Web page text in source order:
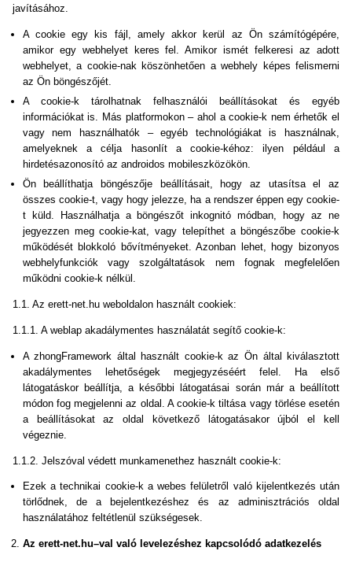
javításához.
A cookie egy kis fájl, amely akkor kerül az Ön számítógépére,
amikor egy webhelyet keres fel. Amikor ismét felkeresi az adott
webhelyet, a cookie-nak köszönhetően a webhely képes felismerni
az Ön böngészőjét.
A cookie-k tárolhatnak felhasználói beállításokat és egyéb
információkat is. Más platformokon – ahol a cookie-k nem érhetők el
vagy nem használhatók – egyéb technológiákat is használnak,
amelyeknek a célja hasonlít a cookie-kéhoz: ilyen például a
hirdetésazonosító az androidos mobileszközökön.
Ön beállíthatja böngészője beállításait, hogy az utasítsa el az
összes cookie-t, vagy hogy jelezze, ha a rendszer éppen egy cookie-
t küld. Használhatja a böngészőt inkognitó módban, hogy az ne
jegyezzen meg cookie-kat, vagy telepíthet a böngészőbe cookie-k
működését blokkoló bővítményeket. Azonban lehet, hogy bizonyos
webhelyfunkciók vagy szolgáltatások nem fognak megfelelően
működni cookie-k nélkül.
1.1. Az erett-net.hu weboldalon használt cookiek:
1.1.1. A weblap akadálymentes használatát segítő cookie-k:
A zhongFramework által használt cookie-k az Ön által kiválasztott
akadálymentes lehetőségek megjegyzéséért felel. Ha első
látogatáskor beállítja, a későbbi látogatásai során már a beállított
módon fog megjelenni az oldal. A cookie-k tiltása vagy törlése esetén
a beállításokat az oldal következő látogatásakor újból el kell
végeznie.
1.1.2. Jelszóval védett munkamenethez használt cookie-k:
Ezek a technikai cookie-k a webes felületről való kijelentkezés után
törlődnek, de a bejelentkezéshez és az adminisztrációs oldal
használatához feltétlenül szükségesek.
Az erett-net.hu–val való levelezéshez kapcsolódó adatkezelés